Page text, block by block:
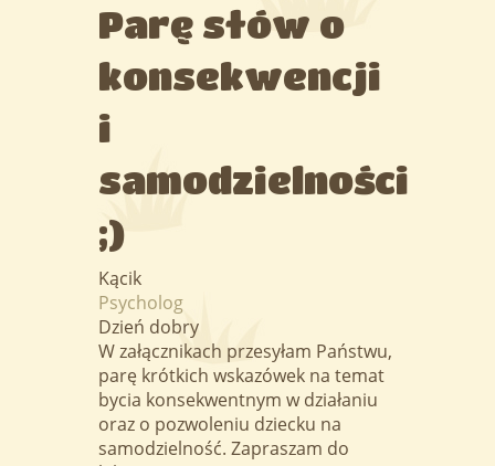
Parę słów o
konsekwencji
i
samodzielności
;)
Kącik
Psycholog
Dzień dobry
W załącznikach przesyłam Państwu,
parę krótkich wskazówek na temat
bycia konsekwentnym w działaniu
oraz o pozwoleniu dziecku na
samodzielność. Zapraszam do